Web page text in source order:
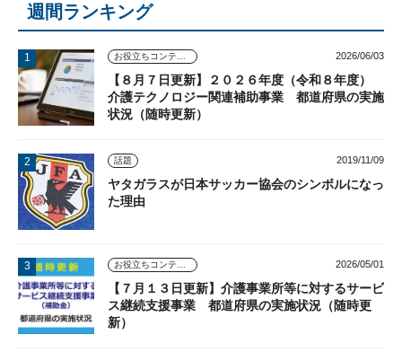
週間ランキング
2026/06/03
【８月７日更新】２０２６年度（令和８年度）
介護テクノロジー関連補助事業 都道府県の実施
状況（随時更新）
話題 2019/11/09
ヤタガラスが日本サッカー協会のシンボルになっ
た理由
2026/05/01
【７月１３日更新】介護事業所等に対するサービ
ス継続支援事業 都道府県の実施状況（随時更
新）